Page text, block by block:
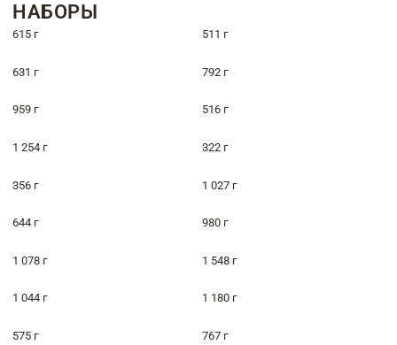
НАБОРЫ
615 г 511 г
631 г 792 г
959 г 516 г
1 254 г 322 г
356 г 1 027 г
644 г 980 г
1 078 г 1 548 г
1 044 г 1 180 г
575 г 767 г